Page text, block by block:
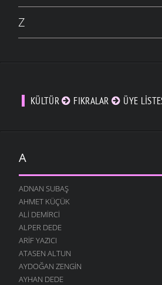
Z
KÜLTÜR FIKRALAR ÜYE
A
ADNAN SUBAŞ
AHMET KÜÇÜK
ALI DEMIRCI
ALPER DEDE
ARIF YAZICI
ATASEN ALTUN
AYDOĞAN ZENGIN
AYHAN DEDE